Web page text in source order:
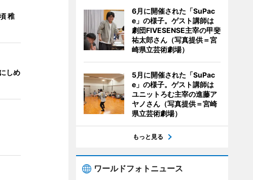
稚
しめ
6月に開催された「SuPac
e」の様子。ゲスト講師は
劇団FIVESENSE主宰の甲斐
祐太郎さん（写真提供＝宮
崎県立芸術劇場）
5月に開催された「SuPac
e」の様子。ゲスト講師は
ユニットろむ主宰の進藤ア
ヤノさん（写真提供＝宮崎
県立芸術劇場）
もっと見る
ワールドフォトニュース